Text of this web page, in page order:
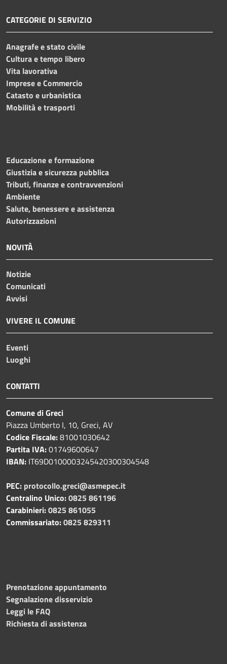
CATEGORIE DI SERVIZIO
Anagrafe e stato civile
Cultura e tempo libero
Vita lavorativa
Imprese e Commercio
Catasto e urbanistica
Mobilità e trasporti
Educazione e formazione
Giustizia e sicurezza pubblica
Tributi, finanze e contravvenzioni
Ambiente
Salute, benessere e assistenza
Autorizzazioni
NOVITÀ
Notizie
Comunicati
Avvisi
VIVERE IL COMUNE
Eventi
Luoghi
CONTATTI
Comune di Greci
Piazza Umberto I, 10, Greci, AV
Codice Fiscale:81001030642
Partita IVA:01749600647
IBAN: IT69D0100003245420300304548
PEC: protocollo.greci@asmepec.it
Centralino Unico:0825 861196
Carabinieri:0825 861055
Commissariato:0825 829311
Prenotazione appuntamento
Segnalazione disservizio
Leggi le FAQ
Richiesta di assistenza